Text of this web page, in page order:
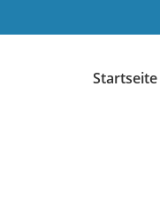
Startseite